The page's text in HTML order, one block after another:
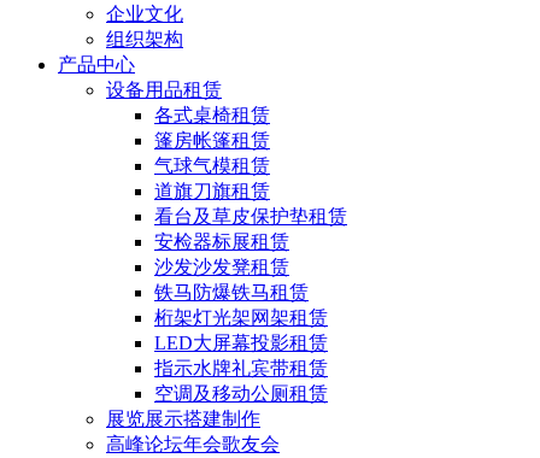
企业文化
组织架构
产品中心
设备用品租赁
各式桌椅租赁
篷房帐篷租赁
气球气模租赁
道旗刀旗租赁
看台及草皮保护垫租赁
安检器标展租赁
沙发沙发凳租赁
铁马防爆铁马租赁
桁架灯光架网架租赁
LED大屏幕投影租赁
指示水牌礼宾带租赁
空调及移动公厕租赁
展览展示搭建制作
高峰论坛年会歌友会